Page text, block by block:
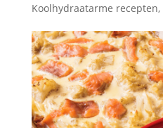
Koolhydraatarme recepten,